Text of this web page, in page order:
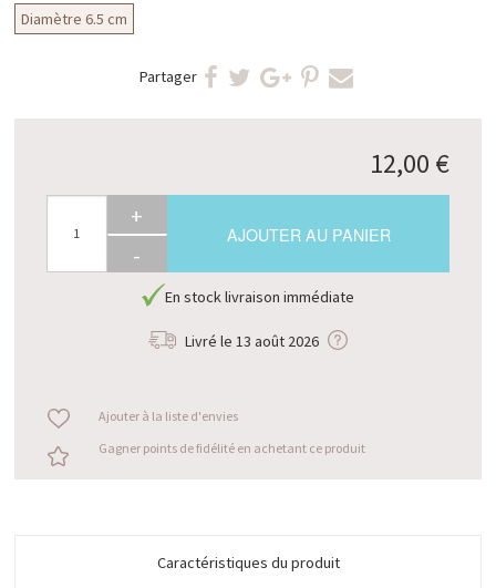
Diamètre 6.5 cm
Partager
12,00 €
+
-
AJOUTER AU PANIER
En stock livraison immédiate
Livré le 13 août 2026
Ajouter à la liste d'envies
Gagner points de fidélité en achetant ce produit
Caractéristiques du produit